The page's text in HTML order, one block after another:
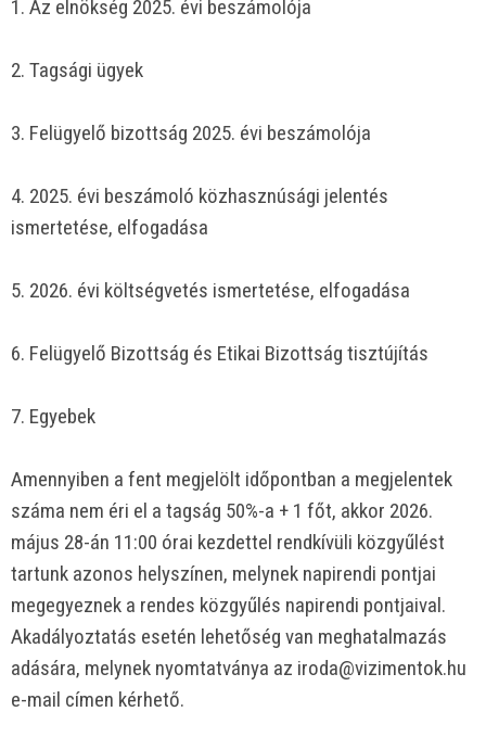
1. Az elnökség 2025. évi beszámolója
2. Tagsági ügyek
3. Felügyelő bizottság 2025. évi beszámolója
4. 2025. évi beszámoló közhasznúsági jelentés
ismertetése, elfogadása
5. 2026. évi költségvetés ismertetése, elfogadása
6. Felügyelő Bizottság és Etikai Bizottság tisztújítás
7. Egyebek
Amennyiben a fent megjelölt időpontban a megjelentek
száma nem éri el a tagság 50%-a + 1 főt, akkor 2026.
május 28-án 11:00 órai kezdettel rendkívüli közgyűlést
tartunk azonos helyszínen, melynek napirendi pontjai
megegyeznek a rendes közgyűlés napirendi pontjaival.
Akadályoztatás esetén lehetőség van meghatalmazás
adására, melynek nyomtatványa az iroda@vizimentok.hu
e-mail címen kérhető.